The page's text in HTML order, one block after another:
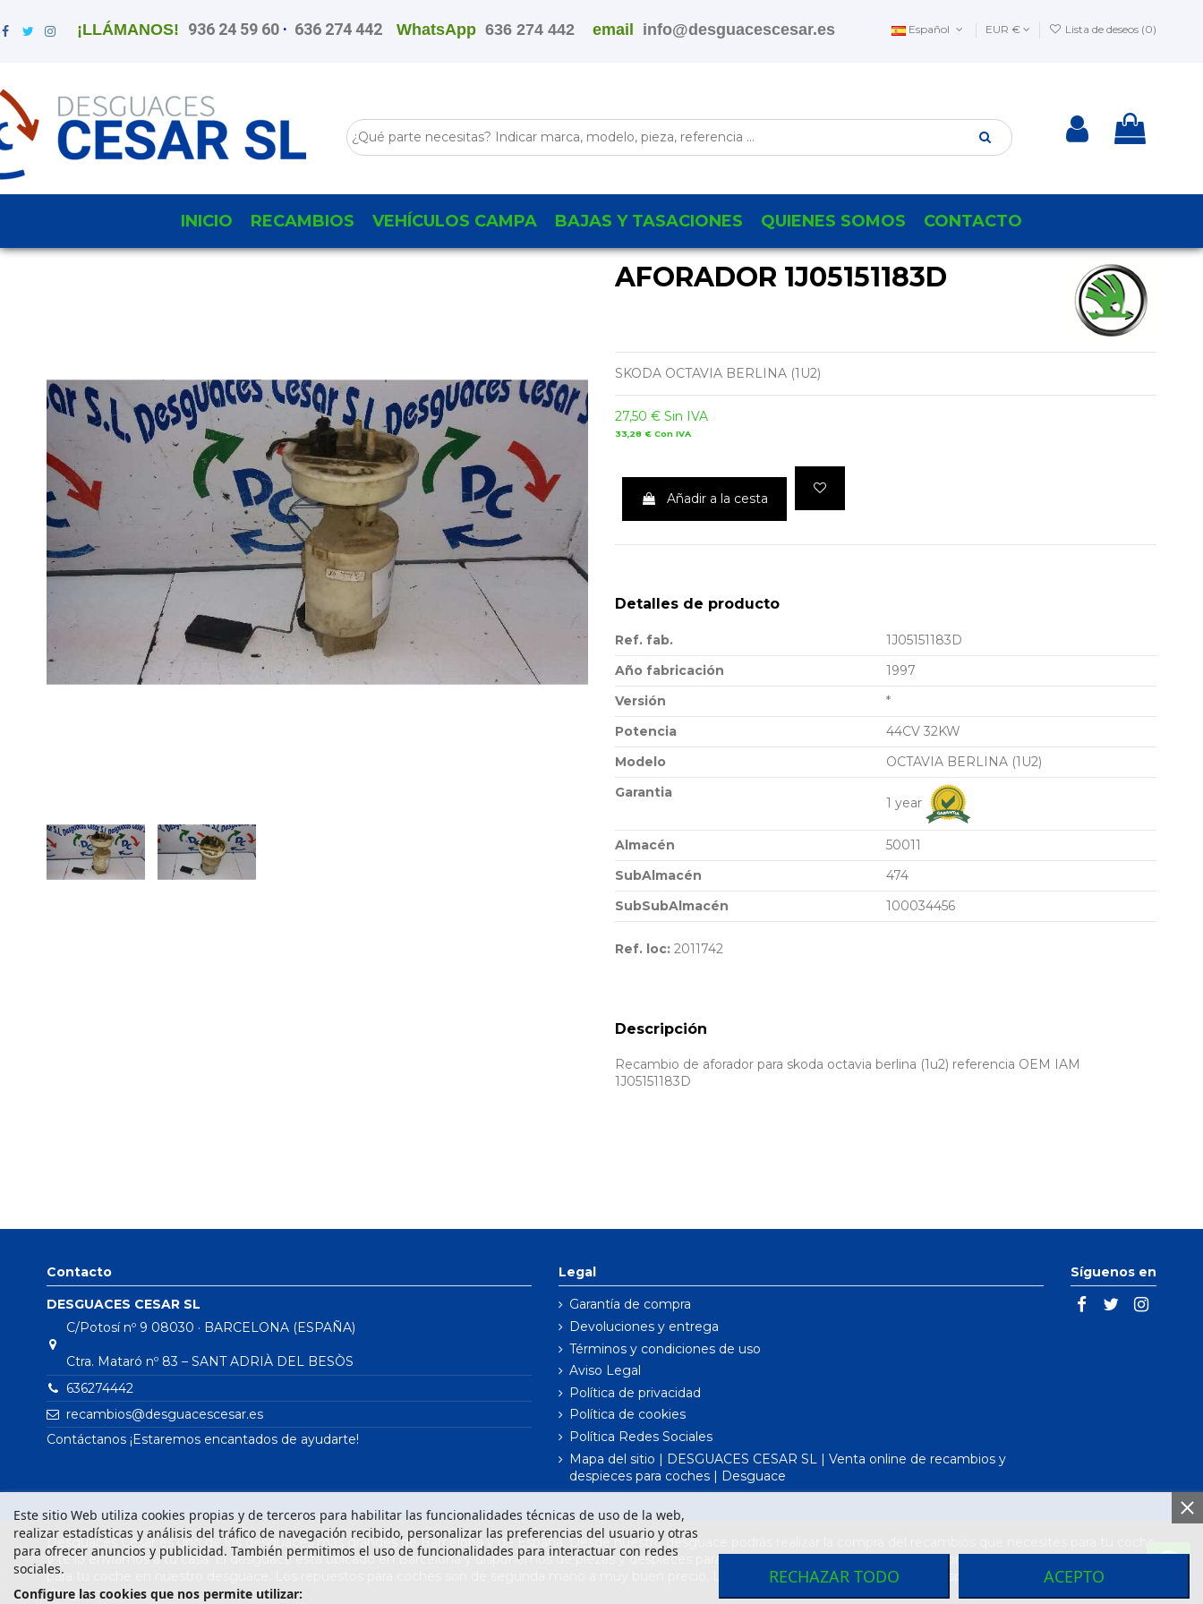
¡LLÁMANOS! 936 24 59 60 · 636 274 442 WhatsApp636 274 442 email info@desguacescesar.es Español EUR € Lista de deseos (0)
INICIO RECAMBIOS VEHÍCULOS CAMPA BAJAS Y TASACIONES QUIENES SOMOS CONTACTO
AFORADOR 1J05151183D
SKODA OCTAVIA BERLINA (1U2)
27,50 € Sin IVA
33,28 € Con IVA
Añadir a la cesta
Detalles de producto
Ref. fab.
1J05151183D
Año fabricación
1997
Versión
*
Potencia
44CV 32KW
Modelo
OCTAVIA BERLINA (1U2)
Garantia
1 year
Almacén
50011
SubAlmacén
474
SubSubAlmacén
100034456
Ref. loc: 2011742
Descripción
Recambio de aforador para skoda octavia berlina (1u2) referencia OEM IAM
1J05151183D
Contacto
DESGUACES CESAR SL
C/Potosí nº 9 08030 · BARCELONA (ESPAÑA)
Ctra. Mataró nº 83 – SANT ADRIÀ DEL BESÒS
636274442
recambios@desguacescesar.es
Contáctanos ¡Estaremos encantados de ayudarte!
Legal
Garantía de compra
Devoluciones y entrega
Términos y condiciones de uso
Aviso Legal
Política de privacidad
Política de cookies
Política Redes Sociales
Mapa del sitio | DESGUACES CESAR SL | Venta online de recambios y
despieces para coches | Desguace
Este sitio Web utiliza cookies propias y de terceros para habilitar las funcionalidades técnicas de uso de la web,
realizar estadísticas y análisis del tráfico de navegación recibido, personalizar las preferencias del usuario y otras
para ofrecer anuncios y publicidad. También permitimos el uso de funcionalidades para interactuar con redes
sociales.
Configure las cookies que nos permite utilizar:
RECHAZAR TODO ACEPTO
Síguenos en
Desguaces César es uno de los desguaces más grandes de Barcelona y de España. Desde nuestro desguace podrás realizar la compra del recambios que necesites para tu coche
y te lo enviamos a tu casa. El desguace está ubicado en Barcelona y disponemos de piezas y despieces para todas las marcas de vehículos. Compra el recambio que necesitas
para tu coche en nuestro desguace. Los repuestos para coches son de segunda mano a muy buen precio. Los recambios más baratos de toda España los encontraras en nuestro
desguace.